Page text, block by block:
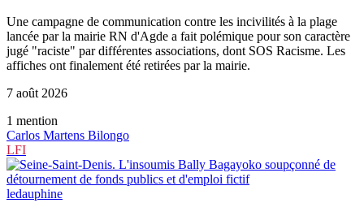
Une campagne de communication contre les incivilités à la plage
lancée par la mairie RN d'Agde a fait polémique pour son caractère
jugé "raciste" par différentes associations, dont SOS Racisme. Les
affiches ont finalement été retirées par la mairie.
7 août 2026
1 mention
Carlos Martens Bilongo
LFI
ledauphine